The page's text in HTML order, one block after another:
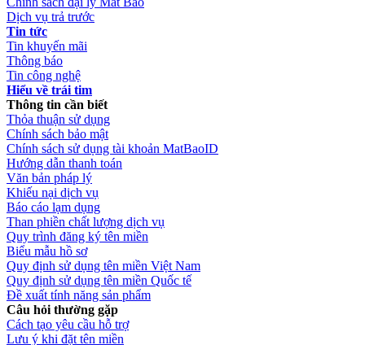
Dịch vụ trả trước
Tin tức
Tin khuyến mãi
Thông báo
Tin công nghệ
Hiểu về trái tim
Thông tin cần biết
Thỏa thuận sử dụng
Chính sách bảo mật
Chính sách sử dụng tài khoản MatBaoID
Hướng dẫn thanh toán
Văn bản pháp lý
Khiếu nại dịch vụ
Báo cáo lạm dụng
Than phiền chất lượng dịch vụ
Quy trình đăng ký tên miền
Biểu mẫu hồ sơ
Quy định sử dụng tên miền Việt Nam
Quy định sử dụng tên miền Quốc tế
Đề xuất tính năng sản phẩm
Câu hỏi thường gặp
Cách tạo yêu cầu hỗ trợ
Lưu ý khi đặt tên miền